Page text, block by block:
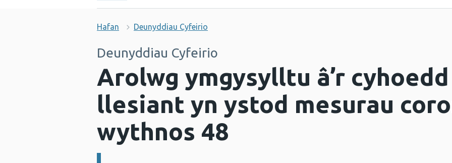
Hafan Deunyddiau Cyfeirio
Deunyddiau Cyfeirio
Arolwg ymgysylltu â’r
llesiant yn ystod mesurau
wythnos 48